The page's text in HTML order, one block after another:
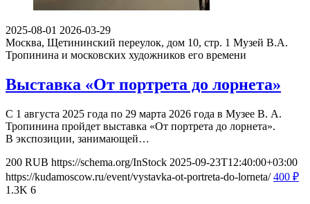
2025-08-01 2026-03-29
Москва, Щетининский переулок, дом 10, стр. 1 Музей В.А.
Тропинина и московских художников его времени
Выставка «От портрета до лорнета»
С 1 августа 2025 года по 29 марта 2026 года в Музее В. А.
Тропинина пройдет выставка «От портрета до лорнета».
В экспозиции, занимающей…
200 RUB https://schema.org/InStock 2025-09-23T12:40:00+03:00
https://kudamoscow.ru/event/vystavka-ot-portreta-do-lorneta/ 400 ₽
1.3K 6